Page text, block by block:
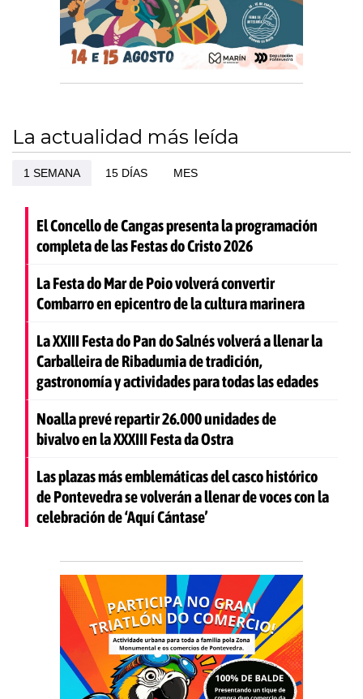
La actualidad más leída
1 SEMANA 15 DÍAS MES
El Concello de Cangas presenta la programación
completa de las Festas do Cristo 2026
La Festa do Mar de Poio volverá convertir
Combarro en epicentro de la cultura marinera
La XXIII Festa do Pan do Salnés volverá a llenar la
Carballeira de Ribadumia de tradición,
gastronomía y actividades para todas las edades
Noalla prevé repartir 26.000 unidades de
bivalvo en la XXXIII Festa da Ostra
Las plazas más emblemáticas del casco histórico
de Pontevedra se volverán a llenar de voces con la
celebración de ‘Aquí Cántase’